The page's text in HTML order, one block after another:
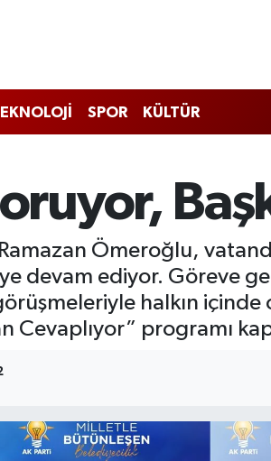
SPOR KÜLTÜR
Ramazan Ömeroğlu,
devam ediyor. Göreve
halkın
Cevaplıyor” programı